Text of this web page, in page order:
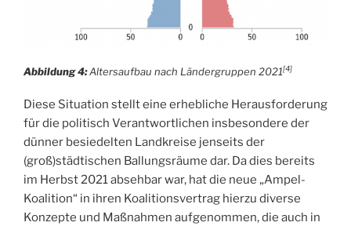
Abbildung 4:Altersaufbau nach Ländergruppen 2021[4]
Diese Situation stellt eine erhebliche Herausforderung
für die politisch Verantwortlichen insbesondere der
dünner besiedelten Landkreise jenseits der
(groß)städtischen Ballungsräume dar. Da dies bereits
im Herbst 2021 absehbar war, hat die neue „Ampel-
Koalition“ in ihren Koalitionsvertrag hierzu diverse
Konzepte und Maßnahmen aufgenommen, die auch in